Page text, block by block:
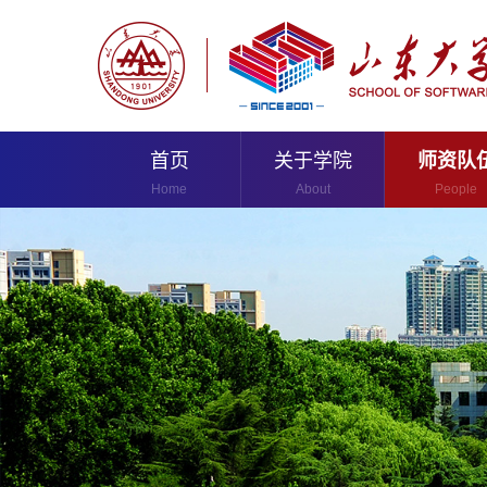
首页
Home
关于学院
About
师资队
People